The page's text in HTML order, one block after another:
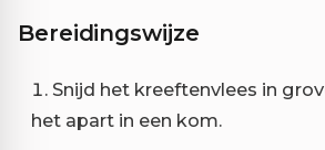
Bereidingswijze
Snijd het kreeftenvlees in
het apart in een kom.